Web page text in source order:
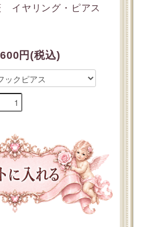
イヤリング・ピアス
円(税込)